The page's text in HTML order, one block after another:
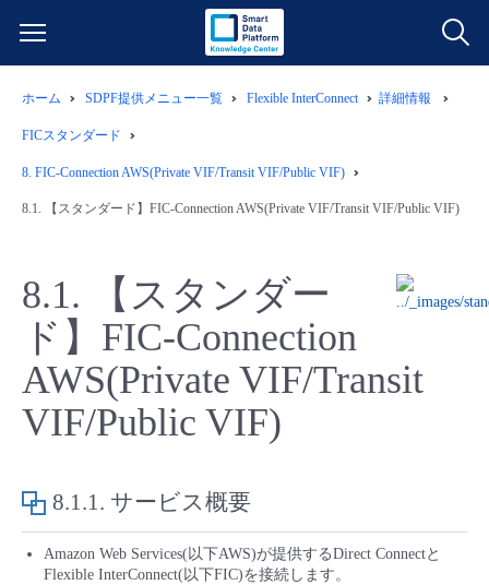
サービス一覧
データ利活用
ネットワーク
モニタリング/監査
管理機能
よくある質問
クラウド/サーバー
IoT
サポート
料金シミュレーター
クラウド/サーバー
IoT
ご利用開始ガイド
■ 管理機能
- 管理機能
■ セットアップガイド
- 新規お申し込み方法
ユースケース
- バックアップ
故障/メンテナンス情報
故障/メンテナンス履歴
パートナー
ホーム SDPF提供メニュー一覧 Flexible InterConnect 詳細情報
FICスタンダード
8. FIC-Connection AWS(Private VIF/Transit VIF/Public VIF)
8.1. 【スタンダード】FIC-Connection AWS(Private VIF/Transit VIF/Public VIF)
8.1.
【スタンダー
ド】FIC-Connection
AWS(Private VIF/Transit
VIF/Public VIF)
8.1.1. サービス概要
Amazon Web Services(以下AWS)が提供するDirect Connectと
Flexible InterConnect(以下FIC)を接続します。